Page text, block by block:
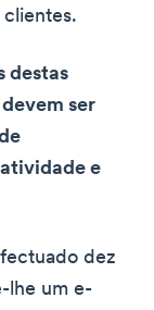
clientes.
destas
ser
e
dez
lhe um e-